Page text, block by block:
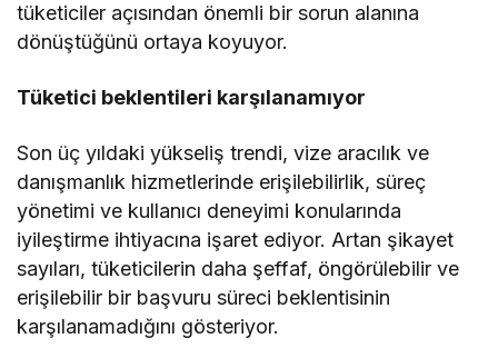
tüketiciler açısından önemli bir sorun alanına
dönüştüğünü ortaya koyuyor.
Tüketici beklentileri karşılanamıyor
Son üç yıldaki yükseliş trendi, vize aracılık ve
danışmanlık hizmetlerinde erişilebilirlik, süreç
yönetimi ve kullanıcı deneyimi konularında
iyileştirme ihtiyacına işaret ediyor. Artan şikayet
sayıları, tüketicilerin daha şeffaf, öngörülebilir ve
erişilebilir bir başvuru süreci beklentisinin
karşılanamadığını gösteriyor.